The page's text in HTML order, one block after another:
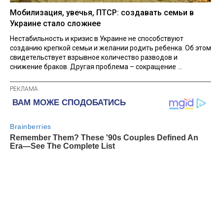
Мобилизация, увечья, ПТСР: создавать семьи в
Украине стало сложнее
Нестабильность и кризис в Украине не способствуют
созданию крепкой семьи и желании родить ребенка. Об этом
свидетельствует взрывное количество разводов и
снижение браков. Другая проблема – сокращение ...